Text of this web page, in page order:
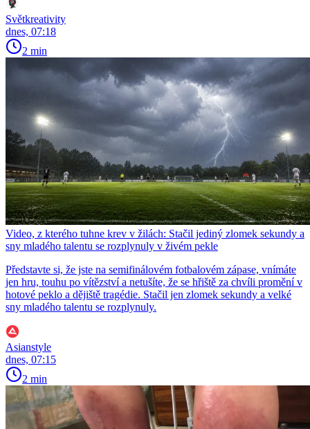
Světkreativity
dnes, 07:18
2 min
Video, z kterého tuhne krev v žilách: Stačil jediný zlomek sekundy a
sny mladého talentu se rozplynuly v živém pekle
Představte si, že jste na semifinálovém fotbalovém zápase, vnímáte
jen hru, touhu po vítězství a netušíte, že se hřiště za chvíli promění v
hotové peklo a dějiště tragédie. Stačil jen zlomek sekundy a velké
sny mladého talentu se rozplynuly.
Asianstyle
dnes, 07:15
2 min